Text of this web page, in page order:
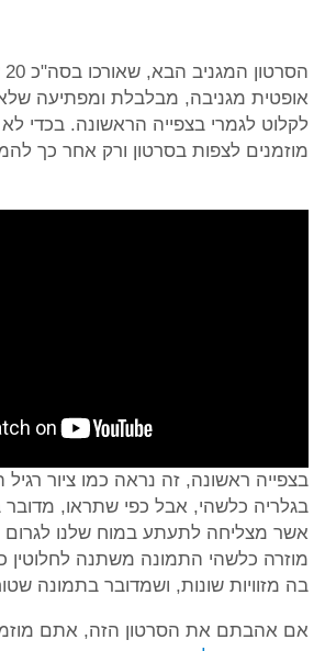
אופטית מגניבה, מבלבלת ומפתיעה
לקלוט לגמרי בצפייה הראשונה. בכדי
מוזמנים לצפות בסרטון ורק אחר כך
בצפייה ראשונה, זה נראה כמו ציור רגיל
בגלריה כלשהי, אבל כפי שתראו,
אשר מצליחה לתעתע במוח שלנו לגרום
מוזרה כלשהי התמונה משתנה לחלוטין
בה מזוויות שונות, ושמדובר בתמונה
אם אהבתם את הסרטון הזה, אתם